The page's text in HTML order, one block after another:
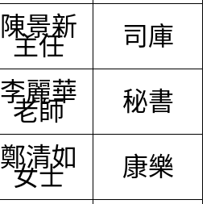
陳景新
主任 司庫
李麗華
老師 秘書
鄭清如
女士 康樂